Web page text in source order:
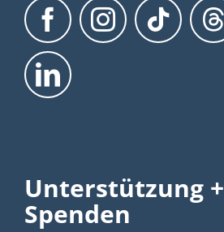
Unterstützung +
Spenden